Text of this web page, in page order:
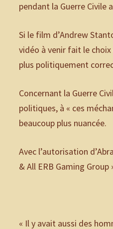
pendant la Guerre Civile
Si le film d’Andrew
vidéo à venir fait le
plus politiquement
Concernant la Guerre
politiques, à « ces
beaucoup plus nuancée.
Avec l’autorisation
& All ERB Gaming Group
« Il y avait aussi des